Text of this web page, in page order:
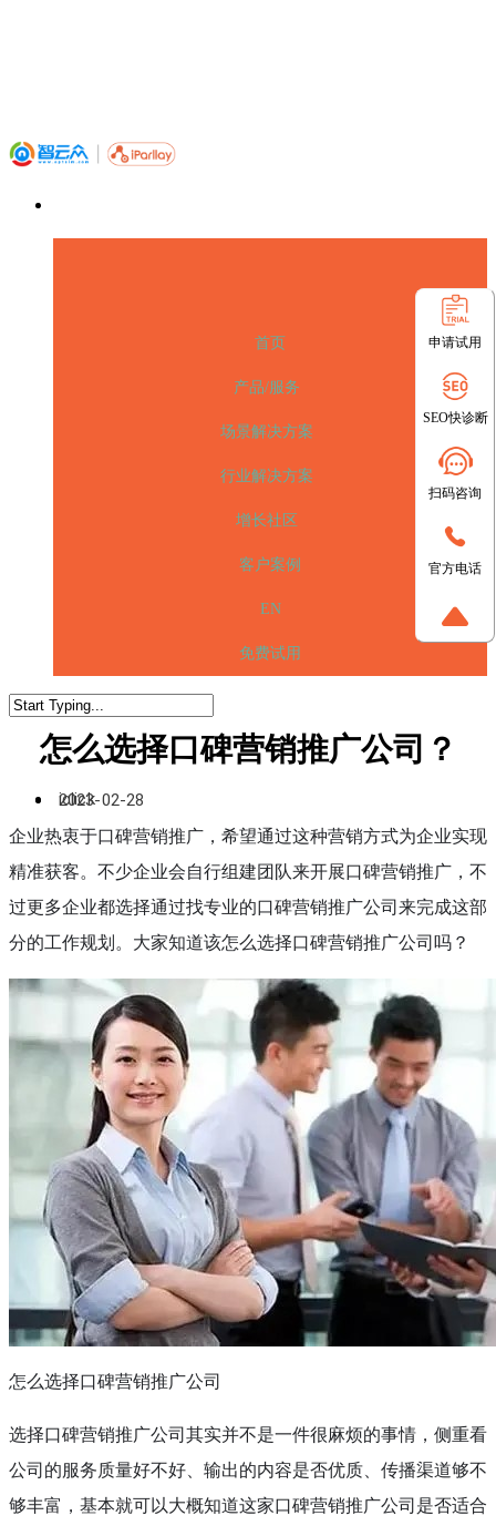
首页
产品/服务
场景解决方案
行业解决方案
增长社区
客户案例
EN
免费试用
怎么选择口碑营销推广公司？
iclick
2023-02-28
企业热衷于口碑营销推广，希望通过这种营销方式为企业实现
精准获客。不少企业会自行组建团队来开展口碑营销推广，不
过更多企业都选择通过找专业的口碑营销推广公司来完成这部
分的工作规划。大家知道该怎么选择口碑营销推广公司吗？
怎么选择口碑营销推广公司
选择口碑营销推广公司其实并不是一件很麻烦的事情，侧重看
公司的服务质量好不好、输出的内容是否优质、传播渠道够不
够丰富，基本就可以大概知道这家口碑营销推广公司是否适合
申请试用
SEO快诊断
扫码咨询
官方电话